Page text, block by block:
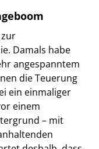
Damals habe
angespanntem
die Teuerung
ein einmaliger
einem
– mit